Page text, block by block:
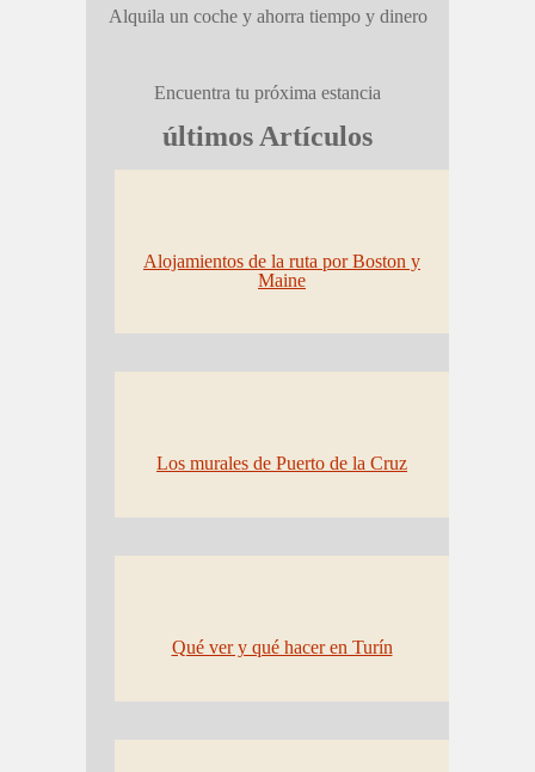
Alquila un coche y ahorra tiempo y dinero
Encuentra tu próxima estancia
últimos Artículos
Alojamientos de la ruta por Boston y
Maine
Los murales de Puerto de la Cruz
Qué ver y qué hacer en Turín